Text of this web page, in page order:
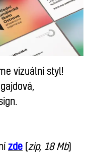
vizuální styl!
zde (zip, 18 Mb)